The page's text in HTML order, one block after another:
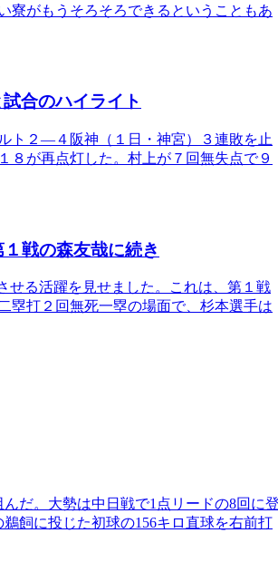
寮がもうそろそろできるということもあ
合のハイライト
２―４阪神（１日・神宮）３連敗を止
８が再点灯した。村上が７回無失点で９
戦の森友哉に続き
せる活躍を見せました。これは、第１戦
塁打２回無死一塁の場面で、杉本選手は
だ。大勢は中日戦で1点リードの8回に登
飼に投じた初球の156キロ直球を右前打